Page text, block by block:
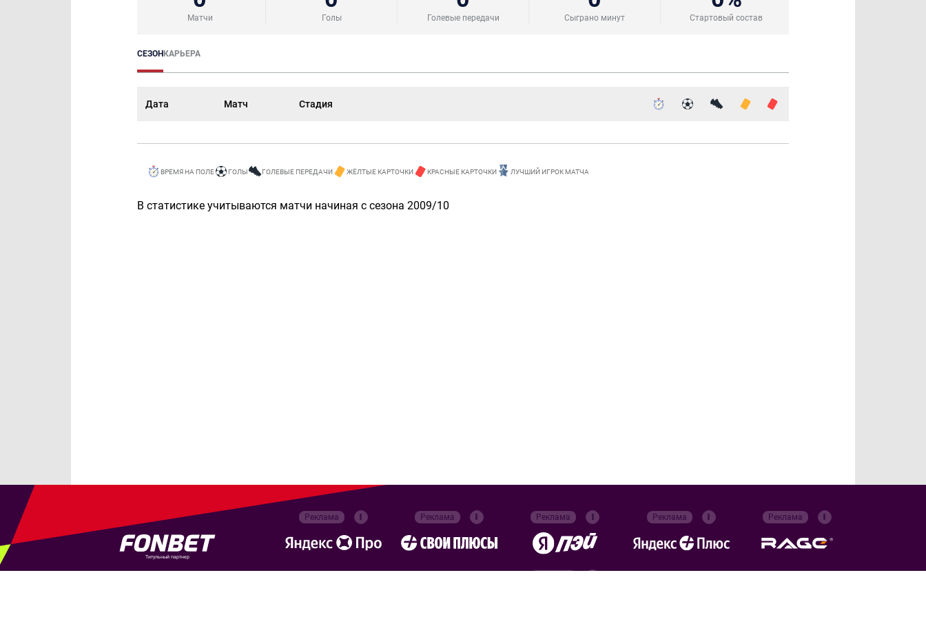
Матчи Голы Голевые передачи Сыграно минут Стартовый состав
СЕЗОНКАРЬЕРА
Дата Матч Стадия
ВРЕМЯ НА ПОЛЕ ГОЛЫ ГОЛЕВЫЕ ПЕРЕДАЧИ ЖЁЛТЫЕ КАРТОЧКИ КРАСНЫЕ КАРТОЧКИ ЛУЧШИЙ ИГРОК МАТЧА
В статистике учитываются матчи начиная с сезона 2009/10
Титульный партнер
Реклама Реклама Реклама Реклама Реклама